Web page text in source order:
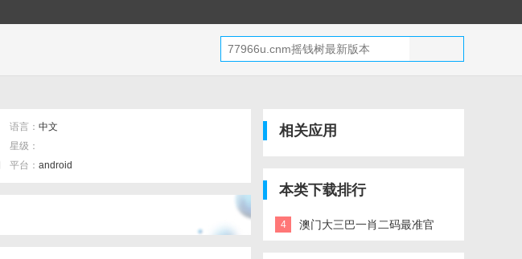
语言： 中文
星级：
平台： android
相关应用
本类下载排行
4 澳门大三巴一肖二码最准官